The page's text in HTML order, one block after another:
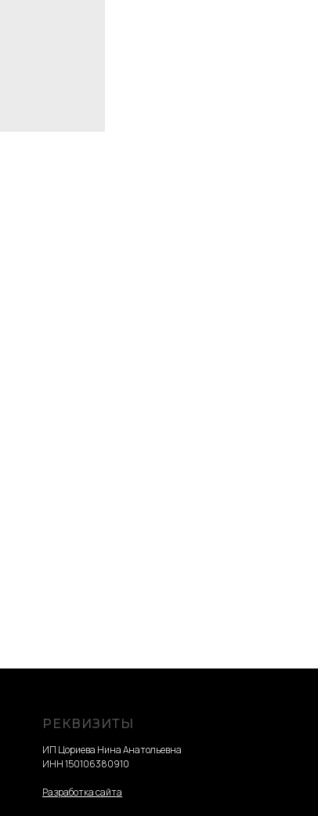
РЕКВИЗИТЫ
ИП Цориева Нина Анатольевна
ИНН 150106380910
Разработка сайта